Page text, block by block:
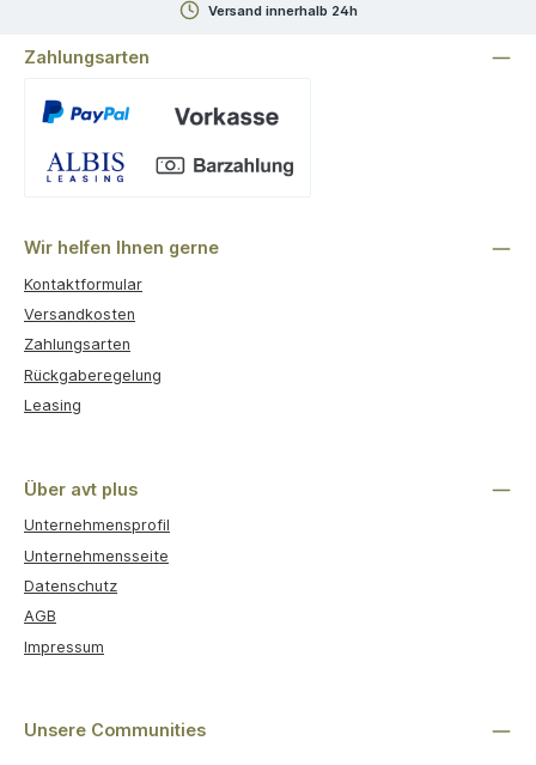
Versand innerhalb 24h
Zahlungsarten
Wir helfen Ihnen gerne
Kontaktformular
Versandkosten
Zahlungsarten
Rückgaberegelung
Leasing
Über avt plus
Unternehmensprofil
Unternehmensseite
Datenschutz
AGB
Impressum
Unsere Communities